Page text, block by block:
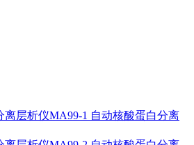
自动核酸蛋白分离